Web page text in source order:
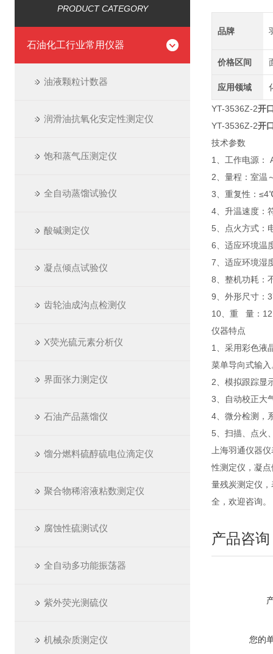
PRODUCT CATEGORY
石油化工行业常用仪器
油液颗粒计数器
润滑油抗氧化安定性测定仪
饱和蒸气压测定仪
全自动蒸馏试验仪
酸碱测定仪
凝点倾点试验仪
齿轮油成沟点检测仪
X荧光硫元素分析仪
界面张力测定仪
石油产品蒸馏仪
馏分燃料硫醇硫电位滴定仪
聚合物稀溶液粘数测定仪
腐蚀性硫测试仪
全自动多功能振荡器
紫外荧光测硫仪
机械杂质测定仪
品牌
价格区间
应用领域
YT-3536Z-2开
YT-3536Z-2开
技术参数
1、工作电源：
2、量程：室
3、重复性：
4、升温速度：
5、点火方式：
6、适应环境
7、适应环境湿
8、整机功耗：
9、外形尺寸：
10、重 量：
仪器特点
1、采用彩色液
菜单导向式输入
2、模拟跟踪显
3、自动校正大
4、微分检测，
5、扫描、点火
上海羽通仪器
性测定仪，凝
量残炭测定仪
全，欢迎咨询。
产品咨询
您的